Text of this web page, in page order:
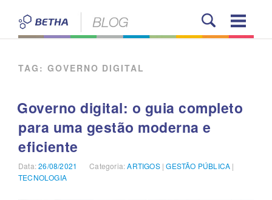
TAG: GOVERNO DIGITAL
Governo digital: o guia completo
para uma gestão moderna e
eficiente
Data:Publicado
em
26/08/2021 Categoria:Categorias
ARTIGOS|GESTÃO PÚBLICA |
TECNOLOGIA